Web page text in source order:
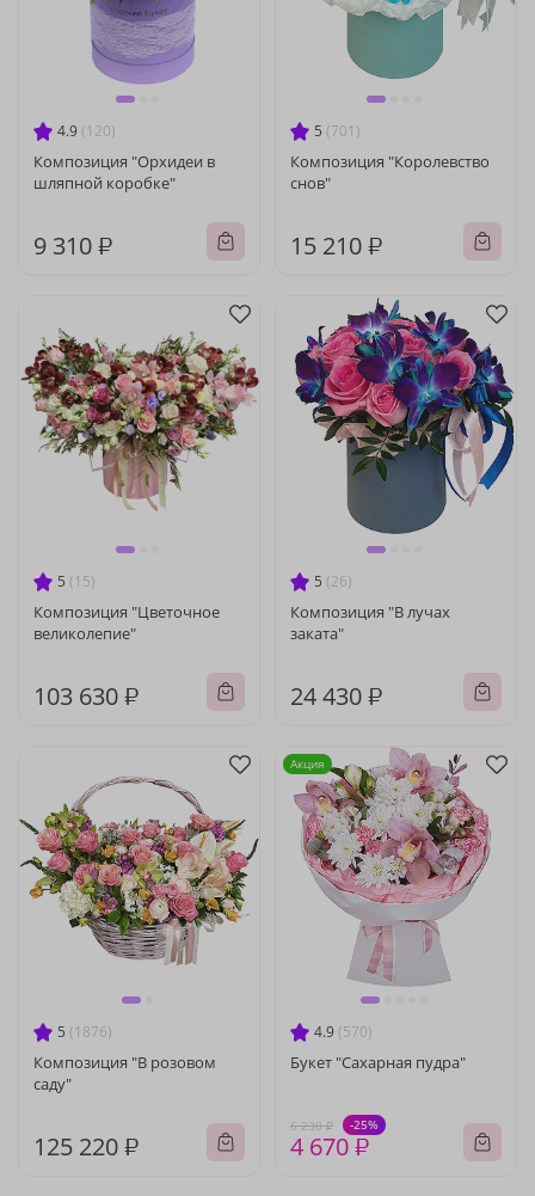
4.9 (120)
Композиция "Орхидеи в
шляпной коробке"
9 310 ₽
5 (701)
Композиция "Королевство
снов"
15 210 ₽
5 (15)
Композиция "Цветочное
великолепие"
103 630 ₽
5 (26)
Композиция "В лучах
заката"
24 430 ₽
5 (1876)
Композиция "В розовом
саду"
125 220 ₽
4.9 (570)
Букет "Сахарная пудра"
6 230 ₽ -25%
4 670 ₽
Акция